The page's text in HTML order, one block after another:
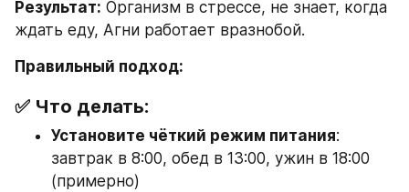
Результат: Организм в стрессе, не знает, когда
ждать еду, Агни работает вразнобой.
Правильный подход:
✅ Что делать:
Установите чёткий режим питания:
завтрак в 8:00, обед в 13:00, ужин в 18:00
(примерно)